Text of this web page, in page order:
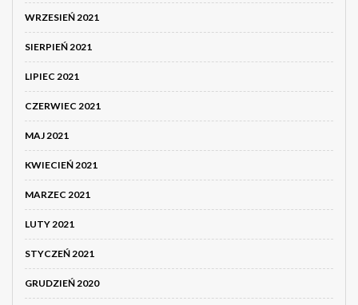
WRZESIEŃ 2021
SIERPIEŃ 2021
LIPIEC 2021
CZERWIEC 2021
MAJ 2021
KWIECIEŃ 2021
MARZEC 2021
LUTY 2021
STYCZEŃ 2021
GRUDZIEŃ 2020